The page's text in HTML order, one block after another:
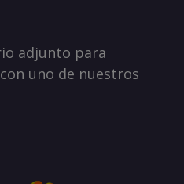
adjunto para
uno de nuestros